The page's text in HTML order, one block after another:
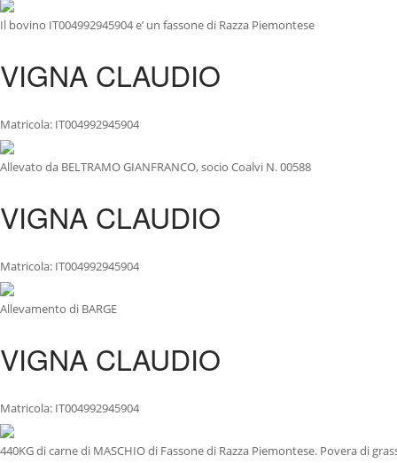
Il bovino IT004992945904 e’ un fassone di Razza Piemontese
VIGNA CLAUDIO
Matricola: IT004992945904
Allevato da BELTRAMO GIANFRANCO, socio Coalvi N. 00588
VIGNA CLAUDIO
Matricola: IT004992945904
Allevamento di BARGE
VIGNA CLAUDIO
Matricola: IT004992945904
440KG di carne di MASCHIO di Fassone di Razza Piemontese. Povera di